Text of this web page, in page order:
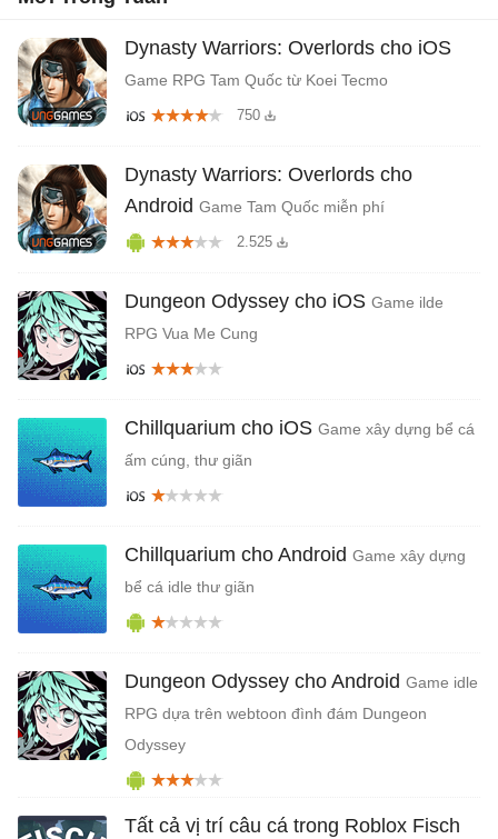
Dynasty Warriors: Overlords cho iOS
Game RPG Tam Quốc từ Koei Tecmo
750
Dynasty Warriors: Overlords cho
Android Game Tam Quốc miễn phí
2.525
Dungeon Odyssey cho iOS Game ilde
RPG Vua Me Cung
Chillquarium cho iOS Game xây dựng bể cá
ấm cúng, thư giãn
Chillquarium cho Android Game xây dựng
bể cá idle thư giãn
Dungeon Odyssey cho Android Game idle
RPG dựa trên webtoon đình đám Dungeon
Odyssey
Tất cả vị trí câu cá trong Roblox Fisch